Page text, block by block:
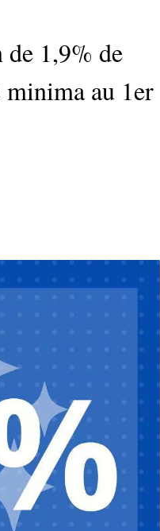
1,9% de
minima au 1er